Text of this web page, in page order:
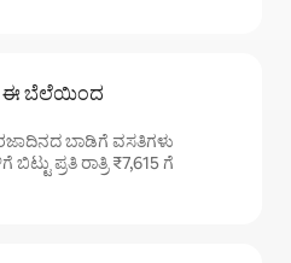
ಈ ಬೆಲೆಯಿಂದ
ಬಾಡಿಗೆ ವಸತಿಗಳು
ಪ್ರತಿ ರಾತ್ರಿ ₹7,615 ಗೆ